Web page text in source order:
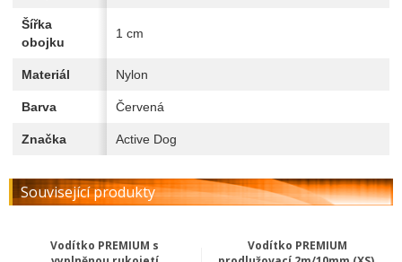
Šířka
obojku
1 cm
Materiál Nylon
Barva Červená
Značka Active Dog
Související produkty
Vodítko PREMIUM s
Vodítko PREMIUM